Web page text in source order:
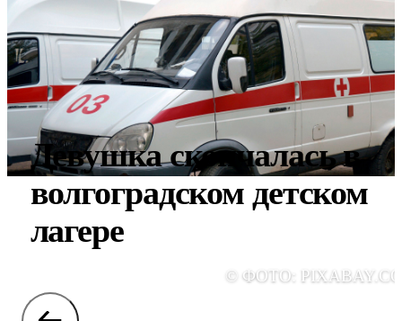
Девушка скончалась в
волгоградском детском
лагере
© ФОТО: